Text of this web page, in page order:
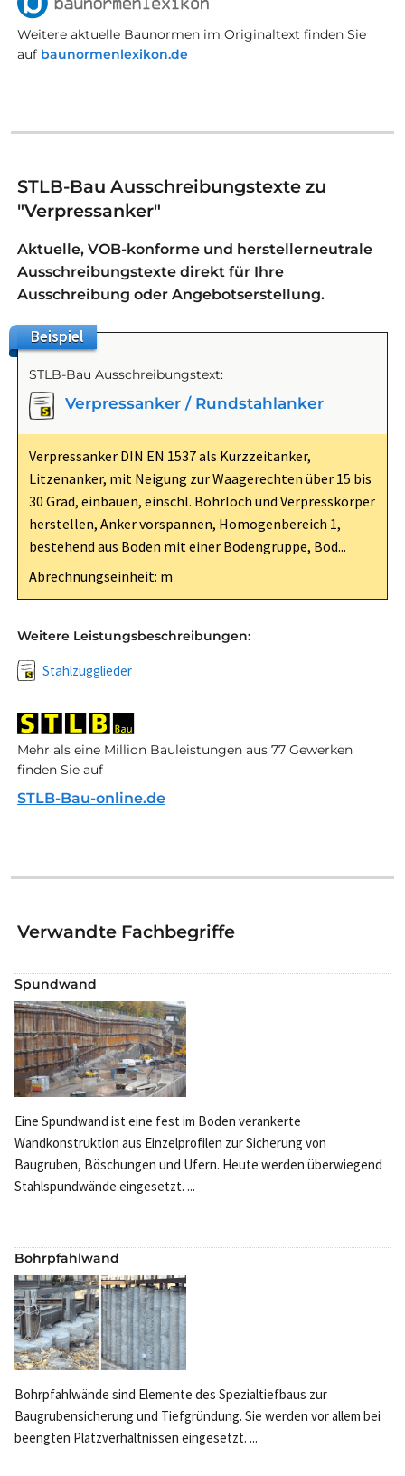
Weitere aktuelle Baunormen im Originaltext finden Sie
auf baunormenlexikon.de
STLB-Bau Ausschreibungstexte zu
"Verpressanker"
Aktuelle, VOB-konforme und herstellerneutrale
Ausschreibungstexte direkt für Ihre
Ausschreibung oder Angebotserstellung.
Beispiel
STLB-Bau Ausschreibungstext:
Verpressanker / Rundstahlanker
Verpressanker DIN EN 1537 als Kurzzeitanker,
Litzenanker, mit Neigung zur Waagerechten über 15 bis
30 Grad, einbauen, einschl. Bohrloch und Verpresskörper
herstellen, Anker vorspannen, Homogenbereich 1,
bestehend aus Boden mit einer Bodengruppe, Bod...
Abrechnungseinheit: m
Weitere Leistungsbeschreibungen:
Stahlzugglieder
Mehr als eine Million Bauleistungen aus 77 Gewerken
finden Sie auf
STLB-Bau-online.de
Verwandte Fachbegriffe
Spundwand
Eine Spundwand ist eine fest im Boden verankerte
Wandkonstruktion aus Einzelprofilen zur Sicherung von
Baugruben, Böschungen und Ufern. Heute werden überwiegend
Stahlspundwände eingesetzt. ...
Bohrpfahlwand
Bohrpfahlwände sind Elemente des Spezialtiefbaus zur
Baugrubensicherung und Tiefgründung. Sie werden vor allem bei
beengten Platzverhältnissen eingesetzt. ...